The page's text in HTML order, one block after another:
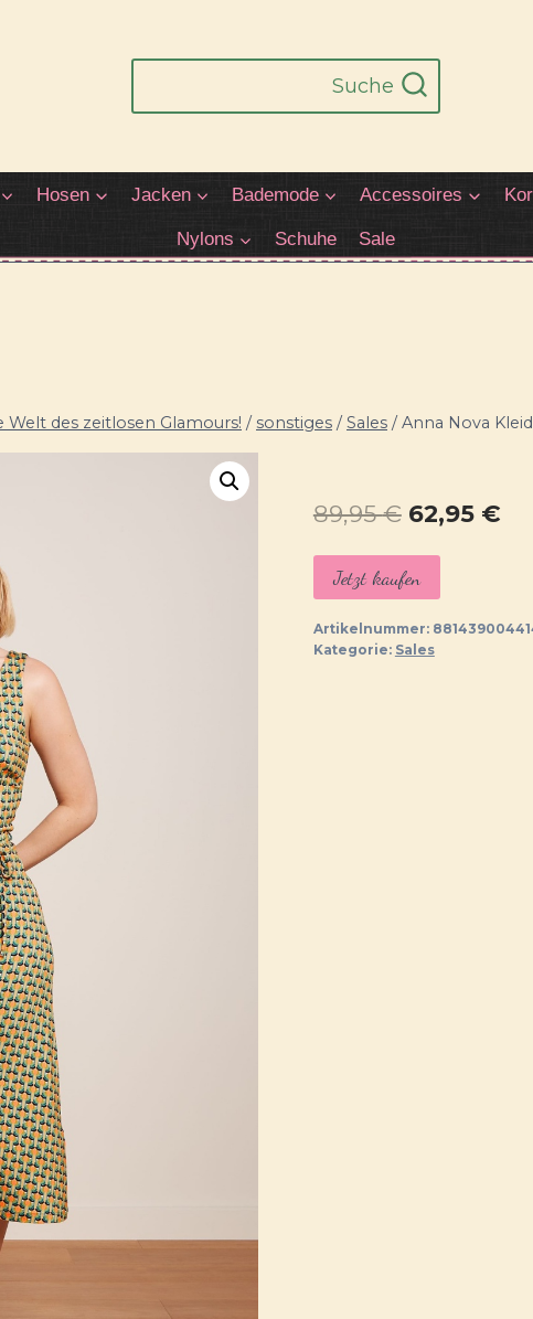
Suche
Hosen Jacken Bademode Accessoires
Nylons Schuhe Sale
des zeitlosen Glamours! / sonstiges / Sales / Anna Nova
89,95€
Preis
war:
89,95 €
62,95 €
Jetzt kaufen
Artikelnummer:
Kategorie: Sales